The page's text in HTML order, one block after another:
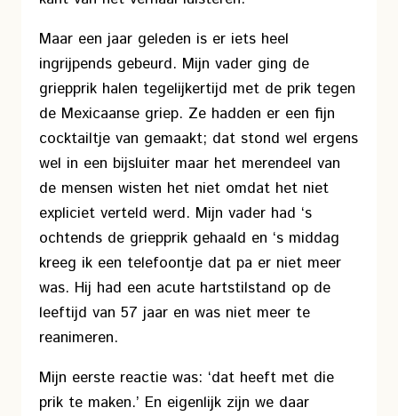
Maar een jaar geleden is er iets heel
ingrijpends gebeurd. Mijn vader ging de
griepprik halen tegelijkertijd met de prik tegen
de Mexicaanse griep. Ze hadden er een fijn
cocktailtje van gemaakt; dat stond wel ergens
wel in een bijsluiter maar het merendeel van
de mensen wisten het niet omdat het niet
expliciet verteld werd. Mijn vader had ‘s
ochtends de griepprik gehaald en ‘s middag
kreeg ik een telefoontje dat pa er niet meer
was. Hij had een acute hartstilstand op de
leeftijd van 57 jaar en was niet meer te
reanimeren.
Mijn eerste reactie was: ‘dat heeft met die
prik te maken.’ En eigenlijk zijn we daar